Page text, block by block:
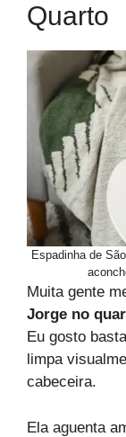
Quarto
Espadinha de
Muita gente
Jorge no
Eu gosto
limpa
cabeceira.
Ela aguenta